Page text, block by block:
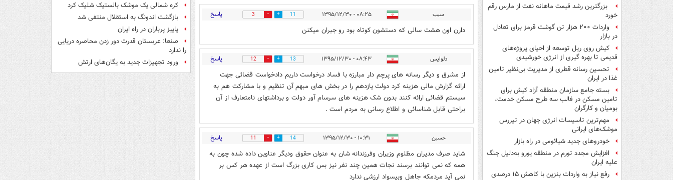
بزرگترین رشد قیمت ماهانه نفت از مارس رقم
خورد
واردات ۲۰۰ هزار تن گوشت قرمز برای تعادل
در بازار
کیش روی ریل توسعه از احیای پروژه‌های
قدیمی تا بهره گیری از انرژی خورشیدی
تحسین رسانه قطری از مدیریت بی‌نظیر تامین
غذا در ایران
بسته جامع سازمان منطقه آزاد کیش برای
تامین مسکن در فالب سه طرح مسکن خدمت،
بومیان و کارگران
مهم‌ترین تاسیسات انرژی جهان در تیررس
موشک‌های ایرانی
خودروهای جدید شیائومی در راه بازار
افزایش مجدد تورم در منطقه یورو به‌دلیل جنگ
علیه ایران
رفع نیاز به واردات بنزین با کاهش ۱۵ درصدی
سیب ۰۸:۲۵ - ۱۳۹۵/۱۲/۳۰ 11
3 پاسخ
دارن اون هشت سالی که دستشون کوتاه بود رو جبران میکنن
دلواپس ۰۸:۴۳ - ۱۳۹۵/۱۲/۳۰ 13
12 پاسخ
از مشرق و دیگر رسانه های پرچم دار مبارزه با فساد درخواست داریم دادخواست قضائی جهت
ارائه گزارش مالی هزینه کرد دولت یازدهم را در بخش های مبهم آن تنظیم و با مشارکت هم به
سیستم قضائی ارائه کنند بدون شک هزینه های سرسام آور دولت و برداشتهای نامتعارف از آن
براحتی قابل شناسائی و اطلاع رسانی به مردم است .
حسین ۱۰:۳۱ - ۱۳۹۵/۱۲/۳۰ 14
11 پاسخ
شاید صرف مدیران مظلوم وزیران وفرزندانه شان به عنوان حقوق ودیگر عناوین داده شده چون به
همه که نمی توانند برسند نجات همین چند نفر نیز بس کاری بزرگ است از عهده هر کس بر
نمی آید مردمکه جاهل وبیسواد ارزشی ندارد
کره شمالی یک موشک بالستیک شلیک کرد
بازگشت اندونگ به استقلال منتفی شد
پاییز پرباران در راه ایران
صنعا: عربستان قدرت دور زدن محاصره دریایی
را ندارد
ورود تجهیزات جدید به یگان‌های ارتش